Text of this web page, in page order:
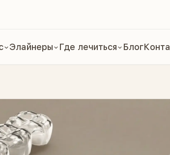
Элайнеры Где лечиться Блог